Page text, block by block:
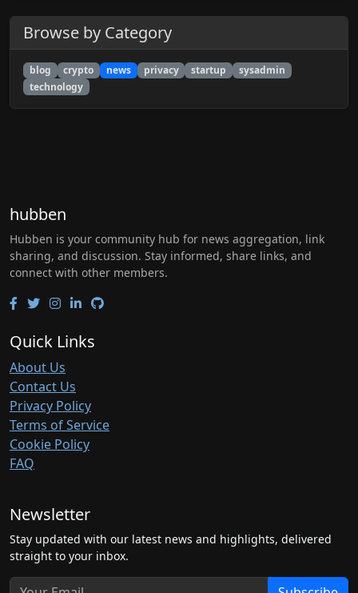
Browse by Category
blog crypto news privacy startup
sysadmin
technology
hubben
Hubben is your community hub for news aggregation, link
sharing, and discussion. Stay informed, share links, and
connect with other members.
Quick Links
About Us
Contact Us
Privacy Policy
Terms of Service
Cookie Policy
FAQ
Newsletter
Stay updated with our latest news and highlights, delivered
straight to your inbox.